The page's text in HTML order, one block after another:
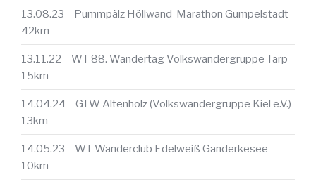
13.08.23 – Pummpälz Höllwand-Marathon Gumpelstadt
42km
13.11.22 – WT 88. Wandertag Volkswandergruppe Tarp
15km
14.04.24 – GTW Altenholz (Volkswandergruppe Kiel e.V.)
13km
14.05.23 – WT Wanderclub Edelweiß Ganderkesee
10km